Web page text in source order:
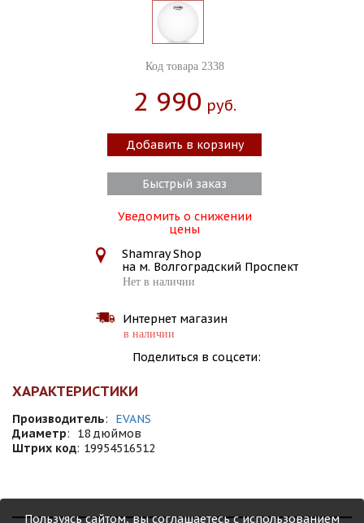
Код товара 2338
2 990 Руб.
Добавить в корзину
Быстрый заказ
Уведомить о снижении
цены
Shamray Shop
на м. Волгоградский Проспект
Нет в наличии
Интернет магазин
в наличии
Поделиться в соцсети:
ХАРАКТЕРИСТИКИ
Производитель:
EVANS
Диаметр:
18 дюймов
Штрих код: 19954516512
Пользуясь сайтом, вы соглашаетесь с использованием